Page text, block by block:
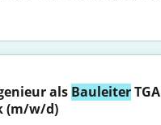
als Bauleiter TGA
(m/w/d)